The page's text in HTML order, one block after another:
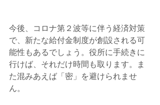
今後、コロナ第２波等に伴う経済対策
で、新たな給付金制度が創設される可
能性もあるでしょう。役所に手続きに
行けば、それだけ時間も取ります。ま
た混みあえば「密」を避けられませ
ん。